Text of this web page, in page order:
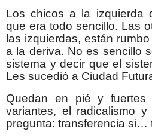
Los chicos a la izquierda
que era todo sencillo. Las
las izquierdas, están
a la deriva. No es sencillo
sistema y decir que el
Les sucedió a Ciudad
Quedan en pié y
variantes, el radicalismo
pregunta: transferencia si…